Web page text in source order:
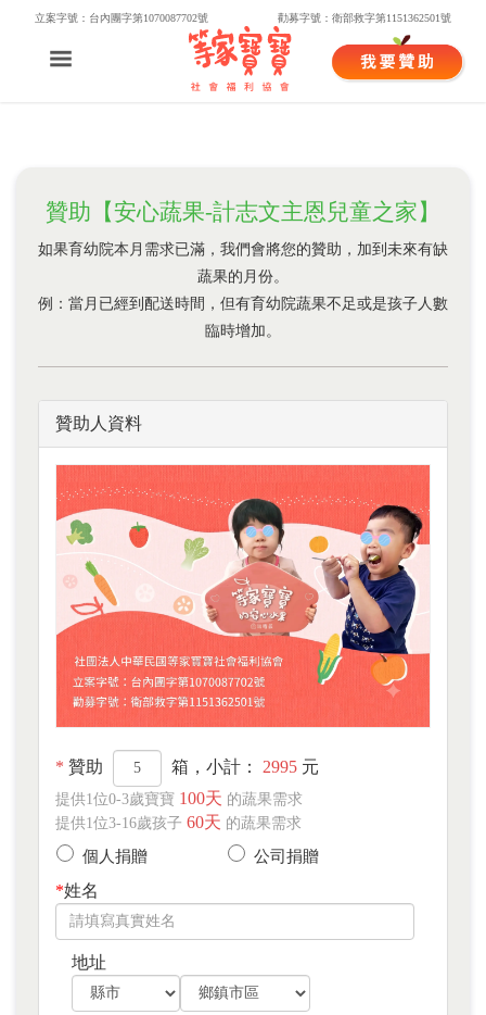
立案字號：台內團字第1070087702號 勸募字號：衛部救字第1151362501號
贊助【安心蔬果-計志文主恩兒童之家】
如果育幼院本月需求已滿，我們會將您的贊助，加到未來有缺
蔬果的月份。
例：當月已經到配送時間，但有育幼院蔬果不足或是孩子人數
臨時增加。
贊助人資料
* 贊助 箱，小計： 2995 元
提供1位0-3歲寶寶 100天 的蔬果需求
提供1位3-16歲孩子 60天 的蔬果需求
個人捐贈 公司捐贈
*姓名
地址